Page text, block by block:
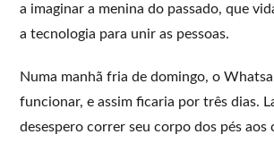
a imaginar a menina do passado, que
a tecnologia para unir as pessoas.
Numa manhã fria de domingo, o
funcionar, e assim ficaria por três dias.
desespero correr seu corpo dos pés aos